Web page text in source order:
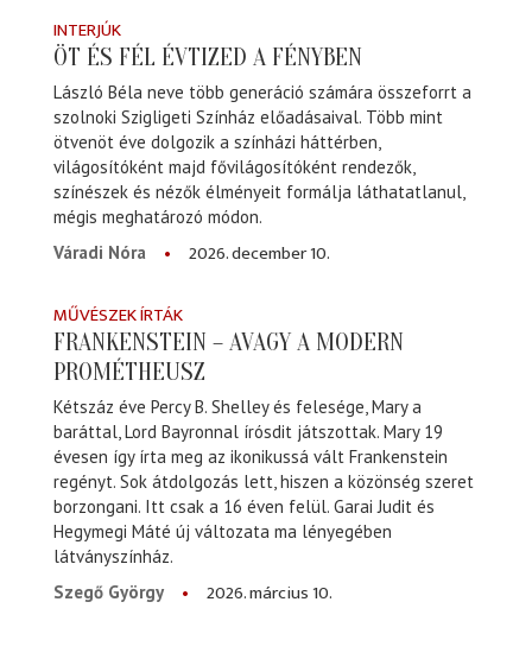
INTERJÚK
ÖT ÉS FÉL ÉVTIZED A FÉNYBEN
László Béla neve több generáció számára összeforrt a
szolnoki Szigligeti Színház előadásaival. Több mint
ötvenöt éve dolgozik a színházi háttérben,
világosítóként majd fővilágosítóként rendezők,
színészek és nézők élményeit formálja láthatatlanul,
mégis meghatározó módon.
Váradi Nóra
2026. december 10.
MŰVÉSZEK ÍRTÁK
FRANKENSTEIN – AVAGY A MODERN
PROMÉTHEUSZ
Kétszáz éve Percy B. Shelley és felesége, Mary a
baráttal, Lord Bayronnal írósdit játszottak. Mary 19
évesen így írta meg az ikonikussá vált Frankenstein
regényt. Sok átdolgozás lett, hiszen a közönség szeret
borzongani. Itt csak a 16 éven felül. Garai Judit és
Hegymegi Máté új változata ma lényegében
látványszínház.
Szegő György
2026. március 10.